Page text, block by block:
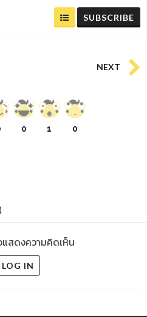
SUBSCRIBE
NEXT
0 1 0
(
แสดงความคิดเห็น
LOG IN